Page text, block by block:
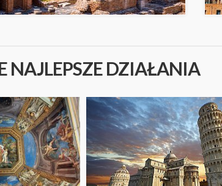
NAJLEPSZE DZIAŁANIA
starting from
47